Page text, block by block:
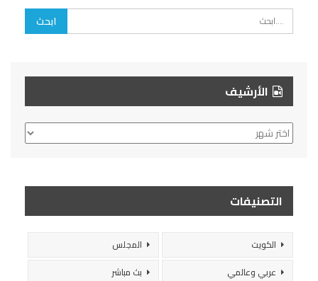
الأرشيف
الأرشيف
التصنيفات
الكويت
المجلس
عربي وعالمي
بث مباشر